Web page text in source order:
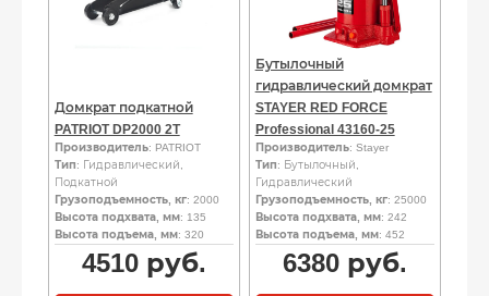
Домкрат подкатной
PATRIOT DP2000 2T
Производитель: PATRIOT
Тип: Гидравлический,
Подкатной
Грузоподъемность, кг: 2000
Высота подхвата, мм: 135
Высота подъема, мм: 320
4510руб.
Бутылочный
гидравлический домкрат
STAYER RED FORCE
Professional 43160-25
Производитель: Stayer
Тип: Бутылочный,
Гидравлический
Грузоподъемность, кг: 25000
Высота подхвата, мм: 242
Высота подъема, мм: 452
6380руб.